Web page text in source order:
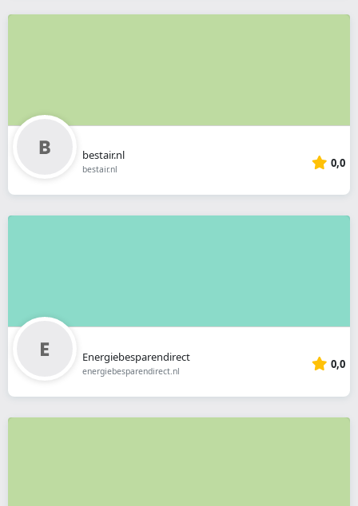
bestair.nl
bestair.nl 0,0
Energiebesparendirect
energiebesparendirect.nl 0,0